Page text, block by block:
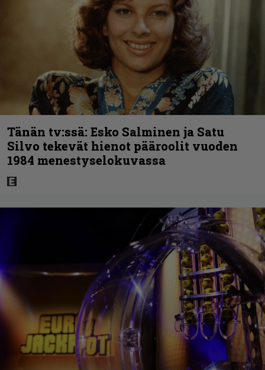
Tänän tv:ssä: Esko Salminen ja Satu
Silvo tekevät hienot pääroolit vuoden
1984 menestyselokuvassa